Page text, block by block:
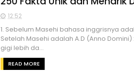
12:52
1. Sebelum Masehi bahasa inggrisnya
Setelah Masehi adalah A.D (Anno
gigi lebih da...
READ MORE